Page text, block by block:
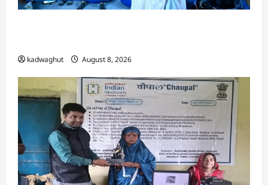
kadwaghut August 8, 2026